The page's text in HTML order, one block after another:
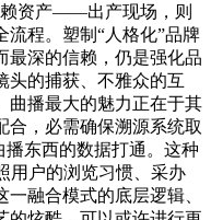
赖资产——出产现场，则
程。塑制“人格化”品牌
最深的信赖，仍是强化品
头的捕获、不雅众的互
曲播最大的魅力正在于其
合，必需确保溯源系统取
东西的数据打通。这种
用户的浏览习惯、采办
融合模式的底层逻辑、